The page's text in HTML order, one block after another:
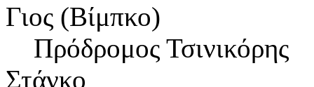
Γιος (Βίμπκο)
Πρόδρομος Τσινικόρης
Στάνκο